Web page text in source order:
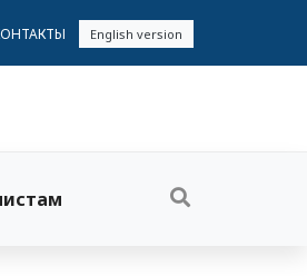
English version